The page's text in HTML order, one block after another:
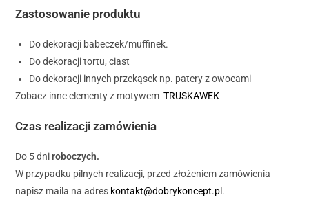
Zastosowanie produktu
Do dekoracji babeczek/muffinek.
Do dekoracji tortu, ciast
Do dekoracji innych przekąsek np. patery z owocami
Zobacz inne elementy z motywemTRUSKAWEK
Czas realizacji zamówienia
Do 5 dniroboczych.
W przypadku pilnych realizacji, przed złożeniem zamówienia
napisz maila na adres kontakt@dobrykoncept.pl .